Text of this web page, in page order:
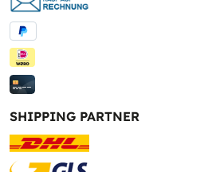
SHIPPING PARTNER